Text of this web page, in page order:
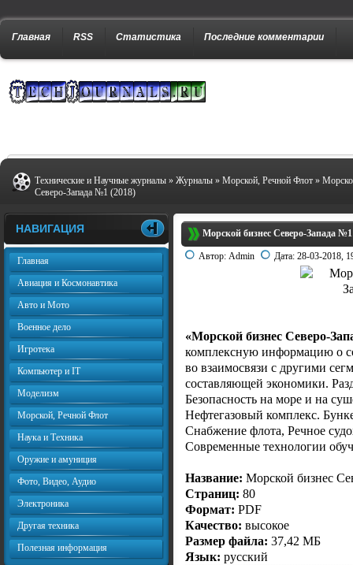
Главная RSS Статистика Последние комментарии
Технические и Научные журналы » Журналы » Морской, Речной Флот »
Северо-Запада №1 (2018)
Морской бизнес Северо-Запада №1
Автор: Admin Дата: 28-03-2018,
«Морской бизнес Северо-
комплексную информацию о
во взаимосвязи с другими
составляющей экономики.
Безопасность на море и на
Нефтегазовый комплекс.
Снабжение флота, Речное
Современные технологии
Название: Морской бизнес
Страниц: 80
Формат: PDF
Качество: высокое
Размер файла: 37,42 МБ
Язык: русский
НАВИГАЦИЯ
Главная
Авиация и Космонавтика
Авто и Мото
Военное дело
Игротека
Компьютер и IT
Моделизм
Морской, Речной Флот
Наука и Техника
Оружие и амуниция
Фото, Видео, Аудио
Электроника
Другая техника
Полезная информация